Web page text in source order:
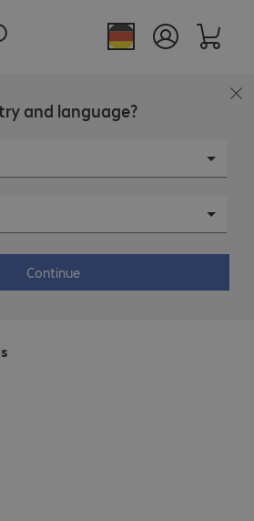
and language?
Continue